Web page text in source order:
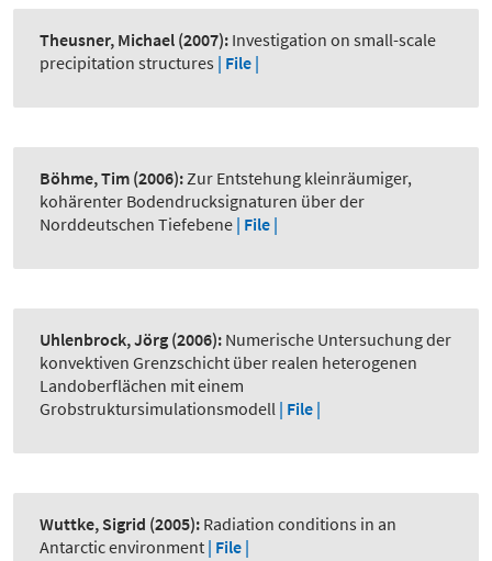
Theusner, Michael (2007): Investigation on small-scale
precipitation structures | File |
Böhme, Tim (2006):Zur Entstehung kleinräumiger,
kohärenter Bodendrucksignaturen über der
Norddeutschen Tiefebene | File |
Uhlenbrock, Jörg (2006): Numerische Untersuchung der
konvektiven Grenzschicht über realen heterogenen
Landoberflächen mit einem
Grobstruktursimulationsmodell | File |
Wuttke, Sigrid (2005): Radiation conditions in an
Antarctic environment | File |